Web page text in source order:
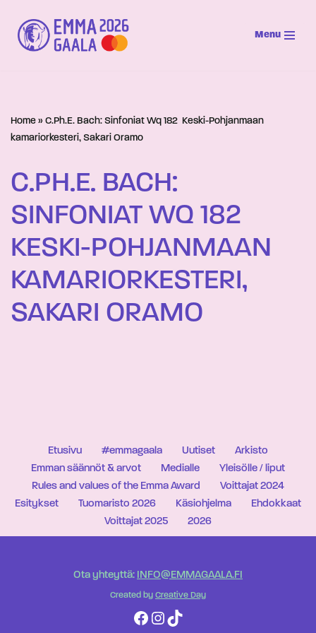
Siirry
suoraan
Menu
Home » C.Ph.E. Bach: Sinfoniat Wq 182  Keski-Pohjanmaan
kamariorkesteri, Sakari Oramo
C.PH.E. BACH:
SINFONIAT WQ 182 
KESKI-POHJANMAAN
KAMARIORKESTERI,
SAKARI ORAMO
Etusivu #emmagaala Uutiset
Arkisto
Emman säännöt & arvot
Medialle
Yleisölle / liput
Rules and values of the Emma Award
Voittajat 2024
Esitykset
Tuomaristo 2026 Käsiohjelma
Ehdokkaat
Voittajat 2025
2026
Ota yhteyttä: INFO@EMMAGAALA.FI
Created by Creative Day